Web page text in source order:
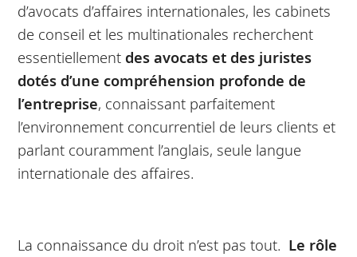
d’avocats d’affaires internationales, les cabinets
de conseil et les multinationales recherchent
essentiellement des avocats et des juristes
dotés d’une compréhension profonde de
l’entreprise, connaissant parfaitement
l’environnement concurrentiel de leurs clients et
parlant couramment l’anglais, seule langue
internationale des affaires.
La connaissance du droit n’est pas tout. Le rôle